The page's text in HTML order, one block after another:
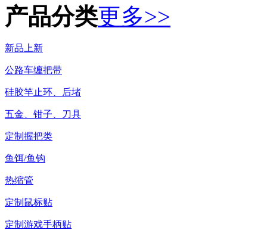
产品分类更多>>
新品上新
公路车缠把带
硅胶竿止环、后堵
五金、钳子、刀具
定制握把类
鱼饵/鱼钩
热缩管
定制鼠标贴
定制游戏手柄贴